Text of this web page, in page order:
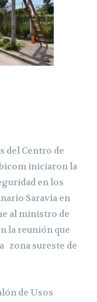
del Centro de
iniciaron la
en los
Saravia en
al ministro de
la reunión que
zona sureste de
de Usos